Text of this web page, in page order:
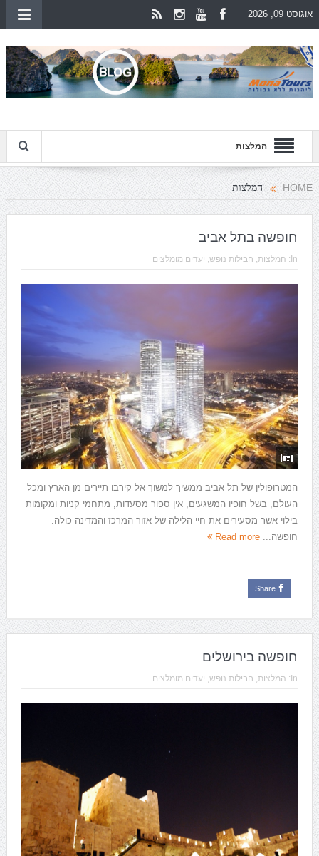
אוגוסט 09, 2026
המלצות
HOME המלצות
חופשה בתל אביב
In: המלצות, חבילות נופש, יעדים מומלצים
המטרופולין של תל אביב ממשיך למשוך אל קירבו תיירים מן הארץ ומכל
העולם, בשל חופיו המשגעים, אין ספור מסעדות, מתחמי קניות ומקומות
בילוי אשר מסעירים את חיי הלילה של אזור המרכז והמדינה כולה.
חופשה... Read more
Share
חופשה בירושלים
In: המלצות, חבילות נופש, יעדים מומלצים